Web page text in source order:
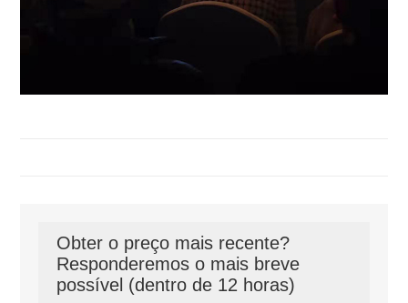
Obter o preço mais recente?
Responderemos o mais breve
possível (dentro de 12 horas)